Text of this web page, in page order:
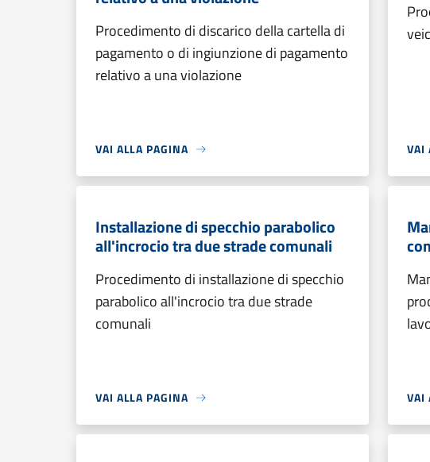
Procedimento di discarico della cartella di
pagamento o di ingiunzione di pagamento
relativo a una violazione
VAI ALLA PAGINA VAI
Installazione di specchio parabolico
all'incrocio tra due strade comunali
Procedimento di installazione di specchio
parabolico all'incrocio tra due strade
comunali
VAI ALLA PAGINA VAI